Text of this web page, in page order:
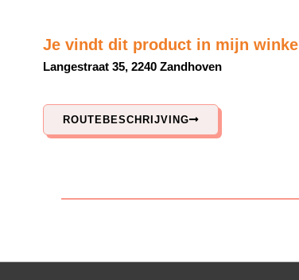
Je vindt dit product in mijn winkel
Langestraat 35, 2240 Zandhoven
ROUTEBESCHRIJVING